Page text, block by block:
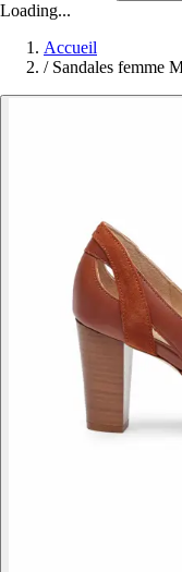
Loading...
Accueil
/ Sandales femme